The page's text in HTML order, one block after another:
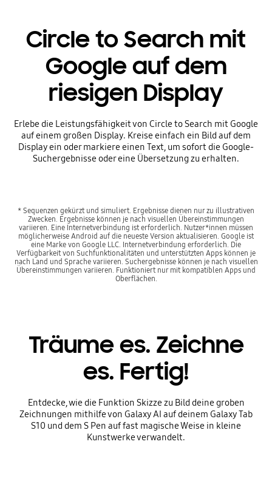
Circle to Search mit
Google auf dem
riesigen Display
Erlebe die Leistungsfähigkeit von Circle to Search mit Google
auf einem großen Display. Kreise einfach ein Bild auf dem
Display ein oder markiere einen Text, um sofort die Google-
Suchergebnisse oder eine Übersetzung zu erhalten.
* Sequenzen gekürzt und simuliert. Ergebnisse dienen nur zu illustrativen
Zwecken. Ergebnisse können je nach visuellen Übereinstimmungen
variieren. Eine Internetverbindung ist erforderlich. Nutzer*innen müssen
möglicherweise Android auf die neueste Version aktualisieren. Google ist
eine Marke von Google LLC. Internetverbindung erforderlich. Die
Verfügbarkeit von Suchfunktionalitäten und unterstützten Apps können je
nach Land und Sprache variieren. Suchergebnisse können je nach visuellen
Übereinstimmungen variieren. Funktioniert nur mit kompatiblen Apps und
Oberflächen.
Träume es. Zeichne
es. Fertig!
Entdecke, wie die Funktion Skizze zu Bild deine groben
Zeichnungen mithilfe von Galaxy AI auf deinem Galaxy Tab
S10 und dem S Pen auf fast magische Weise in kleine
Kunstwerke verwandelt.